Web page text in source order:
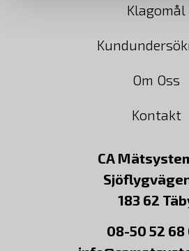
Klagomål
Om Oss
Kontakt
CA
183 62
08-50 52 68